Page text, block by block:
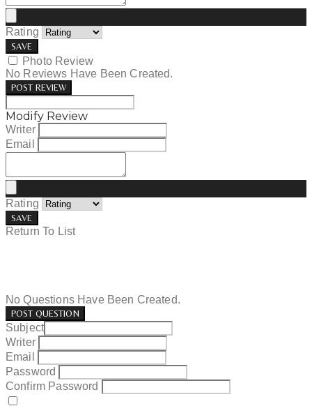
Rating
SAVE
Photo Review
No Reviews Have Been Created.
POST REVIEW
Modify Review
Writer
Email
Rating
SAVE
Return To List
No Questions Have Been Created.
POST QUESTION
Subject
Writer
Email
Password
Confirm Password